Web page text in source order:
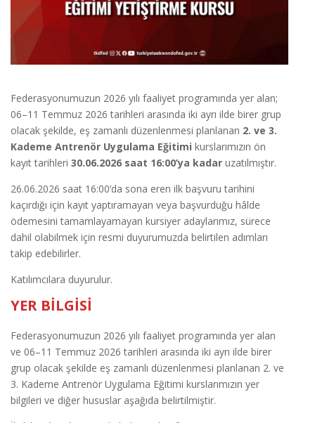
Federasyonumuzun 2026 yılı faaliyet programında yer alan;
06–11 Temmuz 2026 tarihleri arasında iki ayrı ilde birer grup
olacak şekilde, eş zamanlı düzenlenmesi planlanan 2. ve 3.
Kademe Antrenör Uygulama Eğitimi kurslarımızın ön
kayıt tarihleri 30.06.2026 saat 16:00’ya kadar uzatılmıştır.
26.06.2026 saat 16:00’da sona eren ilk başvuru tarihini
kaçırdığı için kayıt yaptıramayan veya başvurduğu hâlde
ödemesini tamamlayamayan kursiyer adaylarımız, sürece
dahil olabilmek için resmi duyurumuzda belirtilen adımları
takip edebilirler.
Katılımcılara duyurulur.
YER BİLGİSİ
Federasyonumuzun 2026 yılı faaliyet programında yer alan
ve 06–11 Temmuz 2026 tarihleri arasında iki ayrı ilde birer
grup olacak şekilde eş zamanlı düzenlenmesi planlanan 2. ve
3. Kademe Antrenör Uygulama Eğitimi kurslarımızın yer
bilgileri ve diğer hususlar aşağıda belirtilmiştir.